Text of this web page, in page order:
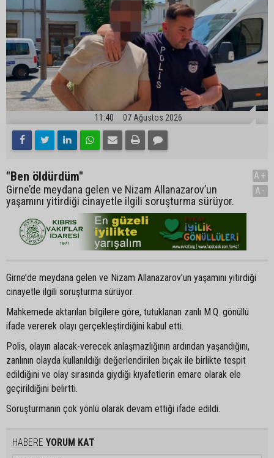
11:40 07 Ağustos 2026
"Ben öldürdüm"
Girne’de meydana gelen ve Nizam Allanazarov’un
yaşamını yitirdiği cinayetle ilgili soruşturma sürüyor.
A+
A-
Girne’de meydana gelen ve Nizam Allanazarov’un yaşamını yitirdiği
cinayetle ilgili soruşturma sürüyor.
Mahkemede aktarılan bilgilere göre, tutuklanan zanlı M.Q. gönüllü
ifade vererek olayı gerçekleştirdiğini kabul etti.
Polis, olayın alacak-verecek anlaşmazlığının ardından yaşandığını,
zanlının olayda kullanıldığı değerlendirilen bıçak ile birlikte tespit
edildiğini ve olay sırasında giydiği kıyafetlerin emare olarak ele
geçirildiğini belirtti.
Soruşturmanın çok yönlü olarak devam ettiği ifade edildi.
HABERE YORUM KAT